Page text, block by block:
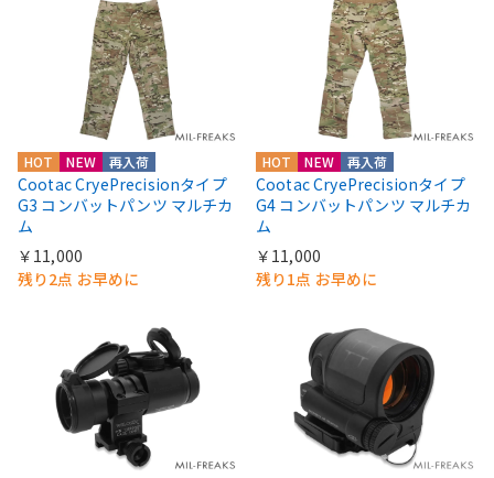
HOT NEW 再入荷
Cootac CryePrecisionタイプ
G3 コンバットパンツ マルチカ
ム
￥11,000
残り2点 お早めに
HOT NEW 再入荷
Cootac CryePrecisionタイプ
G4 コンバットパンツ マルチカ
ム
￥11,000
残り1点 お早めに